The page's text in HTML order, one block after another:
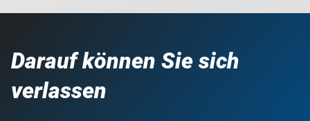
Darauf können Sie sich
verlassen